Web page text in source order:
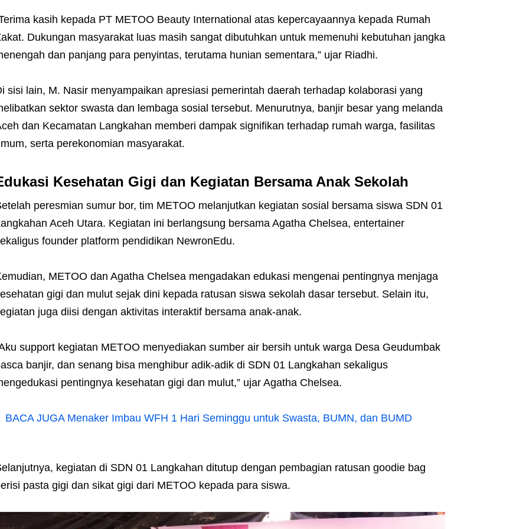
kasih kepada PT METOO Beauty International atas kepercayaannya kepada Rumah
Dukungan masyarakat luas masih sangat dibutuhkan untuk memenuhi kebutuhan jangka
dan panjang para penyintas, terutama hunian sementara,” ujar Riadhi.
sisi lain, M. Nasir menyampaikan apresiasi pemerintah daerah terhadap kolaborasi yang
sektor swasta dan lembaga sosial tersebut. Menurutnya, banjir besar yang melanda
dan Kecamatan Langkahan memberi dampak signifikan terhadap rumah warga, fasilitas
serta perekonomian masyarakat.
Kesehatan Gigi dan Kegiatan Bersama Anak Sekolah
peresmian sumur bor, tim METOO melanjutkan kegiatan sosial bersama siswa SDN 01
Aceh Utara. Kegiatan ini berlangsung bersama Agatha Chelsea, entertainer
founder platform pendidikan NewronEdu.
METOO dan Agatha Chelsea mengadakan edukasi mengenai pentingnya menjaga
gigi dan mulut sejak dini kepada ratusan siswa sekolah dasar tersebut. Selain itu,
juga diisi dengan aktivitas interaktif bersama anak-anak.
support kegiatan METOO menyediakan sumber air bersih untuk warga Desa Geudumbak
banjir, dan senang bisa menghibur adik-adik di SDN 01 Langkahan sekaligus
pentingnya kesehatan gigi dan mulut,” ujar Agatha Chelsea.
BACA JUGA Menaker Imbau WFH 1 Hari Seminggu untuk Swasta, BUMN, dan BUMD
kegiatan di SDN 01 Langkahan ditutup dengan pembagian ratusan goodie bag
pasta gigi dan sikat gigi dari METOO kepada para siswa.